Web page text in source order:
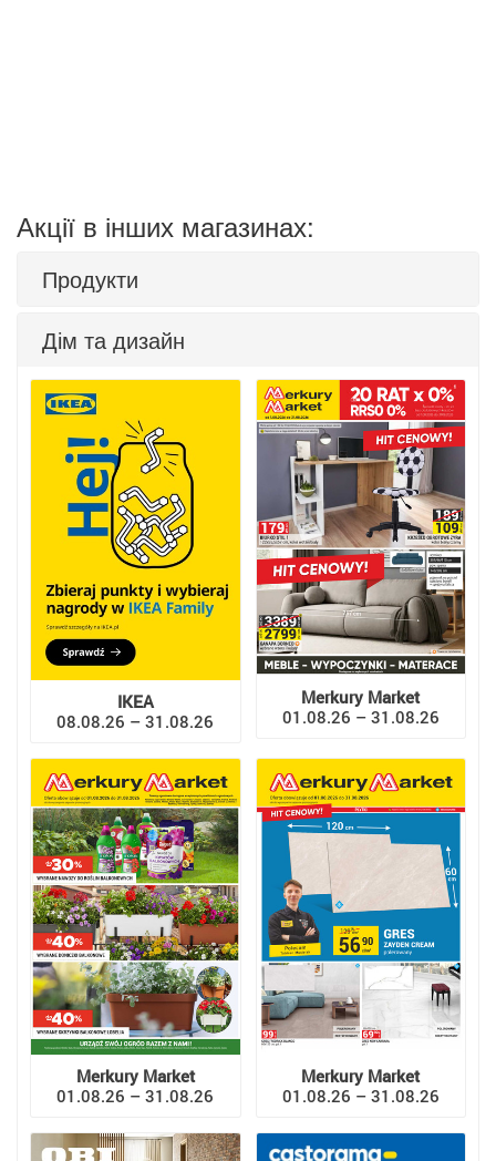
Акції в інших магазинах:
Продукти
Дім та дизайн
IKEA
08.08.26 – 31.08.26
Merkury Market
01.08.26 – 31.08.26
Merkury Market
01.08.26 – 31.08.26
Merkury Market
01.08.26 – 31.08.26